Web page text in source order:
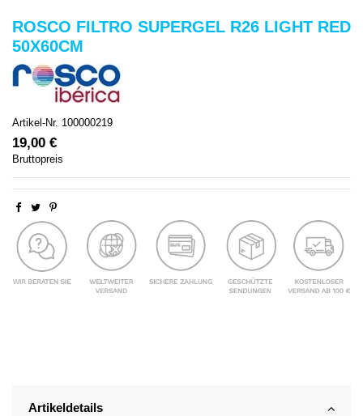
ROSCO FILTRO SUPERGEL R26 LIGHT RED
50X60CM
Artikel-Nr. 100000219
19,00 €
Bruttopreis
Artikeldetails